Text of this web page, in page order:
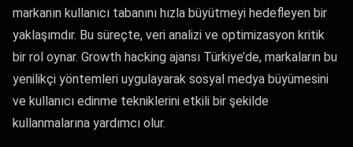
markanın kullanıcı tabanını hızla büyütmeyi hedefleyen bir
yaklaşımdır. Bu süreçte, veri analizi ve optimizasyon kritik
bir rol oynar. Growth hacking ajansı Türkiye’de, markaların bu
yenilikçi yöntemleri uygulayarak sosyal medya büyümesini
ve kullanıcı edinme tekniklerini etkili bir şekilde
kullanmalarına yardımcı olur.